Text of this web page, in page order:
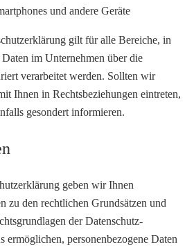
und andere Geräte
gilt für alle Bereiche, in
Daten im Unternehmen über die
verarbeitet werden. Sollten wir
Ihnen in Rechtsbeziehungen eintreten,
gesondert informieren.
geben wir Ihnen
zu den rechtlichen Grundsätzen und
der Datenschutz-
ermöglichen, personenbezogene Daten